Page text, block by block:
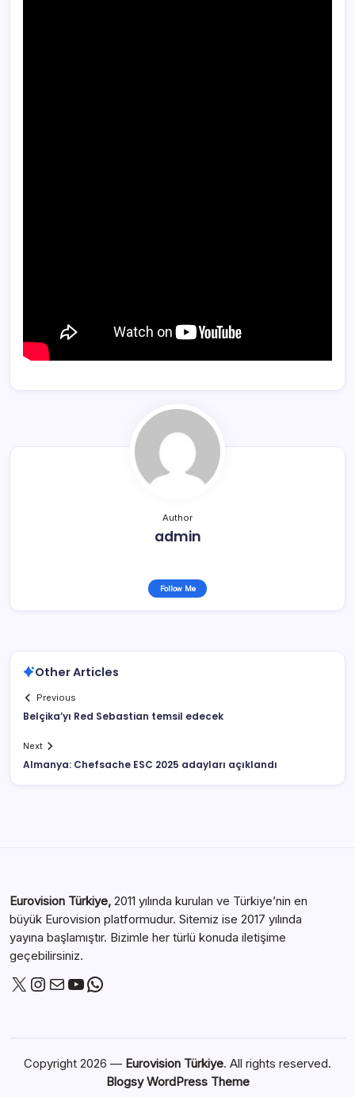
Author
admin
Follow Me
Other Articles
Previous
Belçika’yı Red Sebastian temsil edecek
Next
Almanya: Chefsache ESC 2025 adayları açıklandı
Eurovision Türkiye, 2011 yılında kurulan ve Türkiye’nin en
büyük Eurovision platformudur. Sitemiz ise 2017 yılında
yayına başlamıştır. Bizimle her türlü konuda iletişime
geçebilirsiniz.
Copyright 2026 — Eurovision Türkiye. All rights reserved.
Blogsy WordPress Theme